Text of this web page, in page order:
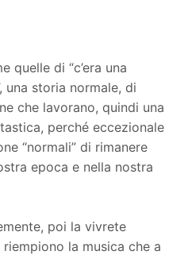
quelle di “c’era una
una storia normale, di
che lavorano, quindi una
perché eccezionale
“normali” di rimanere
epoca e nella nostra
poi la vivrete
la musica che a